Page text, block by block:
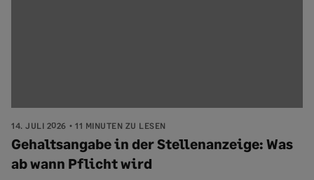
14. JULI 2026 11 MINUTEN ZU LESEN
Gehaltsangabe in der Stellenanzeige: Was
ab wann Pflicht wird